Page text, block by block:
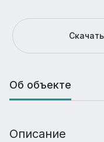
Об объекте
Описание